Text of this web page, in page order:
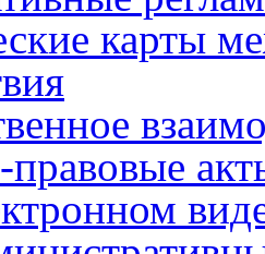
карты